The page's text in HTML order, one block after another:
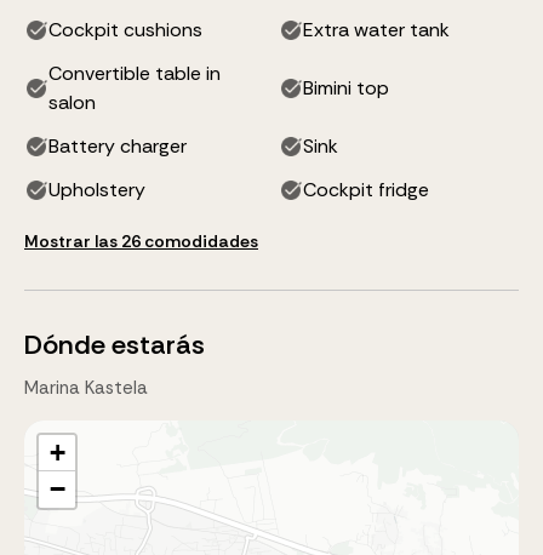
Cockpit cushions
Extra water tank
Convertible table in
salon
Bimini top
Battery charger
Sink
Upholstery
Cockpit fridge
Mostrar las 26 comodidades
Dónde estarás
Marina Kastela
+
−